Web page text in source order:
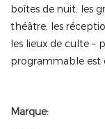
boîtes de nuit, les
théâtre, les
les lieux de culte –
programmable est
Marque: